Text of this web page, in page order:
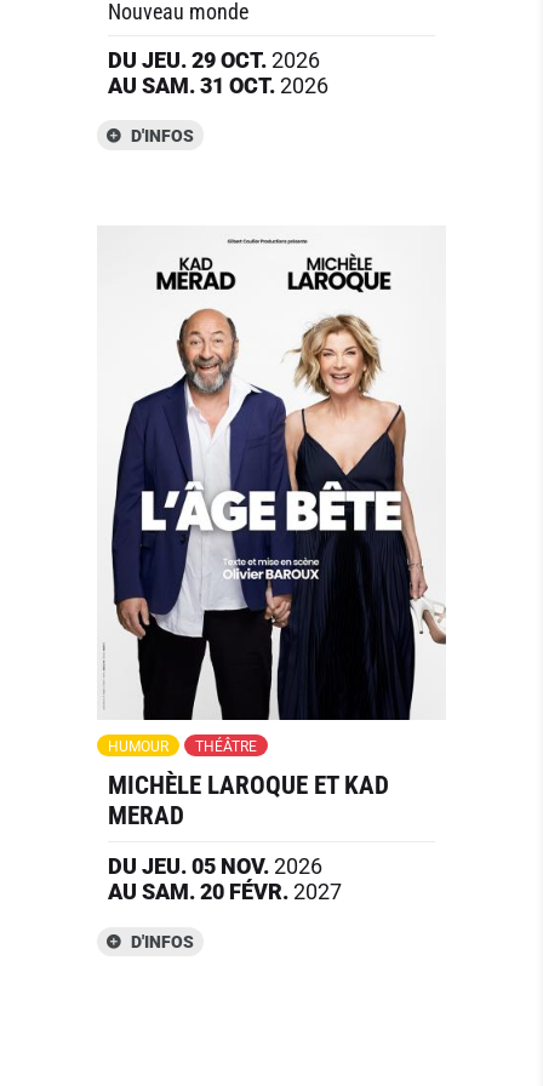
Nouveau monde
DU JEU.29OCT.2026
AU SAM.31 OCT.2026
D'INFOS
HUMOUR THÉÂTRE
MICHÈLE LAROQUE ET KAD
MERAD
DU JEU.05 NOV.2026
AU SAM.20 FÉVR.2027
D'INFOS